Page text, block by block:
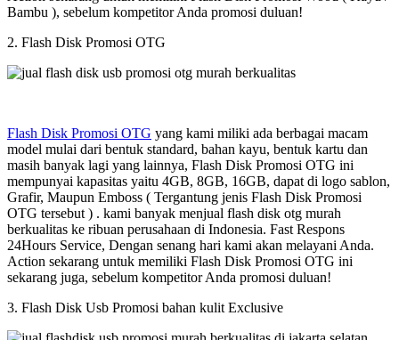
Bambu ), sebelum kompetitor Anda promosi duluan!
2. Flash Disk Promosi OTG
Flash Disk Promosi OTG yang kami miliki ada berbagai macam
model mulai dari bentuk standard, bahan kayu, bentuk kartu dan
masih banyak lagi yang lainnya, Flash Disk Promosi OTG ini
mempunyai kapasitas yaitu 4GB, 8GB, 16GB, dapat di logo sablon,
Grafir, Maupun Emboss ( Tergantung jenis Flash Disk Promosi
OTG tersebut ) . kami banyak menjual flash disk otg murah
berkualitas ke ribuan perusahaan di Indonesia. Fast Respons
24Hours Service, Dengan senang hari kami akan melayani Anda.
Action sekarang untuk memiliki Flash Disk Promosi OTG ini
sekarang juga, sebelum kompetitor Anda promosi duluan!
3. Flash Disk Usb Promosi bahan kulit Exclusive